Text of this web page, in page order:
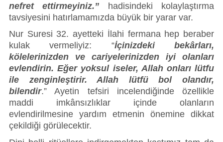
nefret ettirmeyiniz.” hadisindeki kolaylaştırma
tavsiyesini hatırlamamızda büyük bir yarar var.
Nur Suresi 32. ayetteki İlahi fermana hep beraber
kulak vermeliyiz: “İçinizdeki bekârları,
kölelerinizden ve cariyelerinizden iyi olanları
evlendirin. Eğer yoksul iseler, Allah onları lütfu
ile zenginleştirir. Allah lütfü bol olandır,
bilendir.” Ayetin tefsiri incelendiğinde özellikle
maddi imkânsızlıklar içinde olanların
evlendirilmesine yardım etmenin önemine dikkat
çekildiği görülecektir.